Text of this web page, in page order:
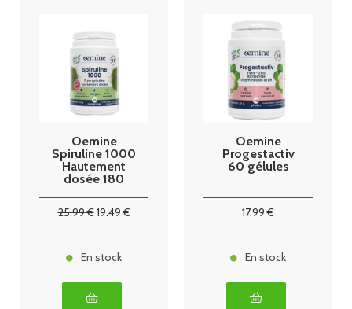
Oemine
Spiruline 1000
Hautement
dosée 180
25.99€19.49€
En stock
Oemine
Progestactiv
60 gélules
17.99 €
En stock